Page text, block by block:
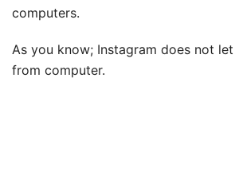
computers.
As you know; Instagram does not
from computer.